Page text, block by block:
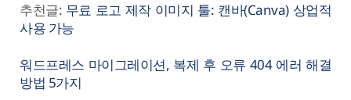
추천글: 무료 로고 제작 이미지 툴: 캔바(Canva) 상업적
사용 가능
워드프레스 마이그레이션, 복제 후 오류 404 에러 해결
방법 5가지